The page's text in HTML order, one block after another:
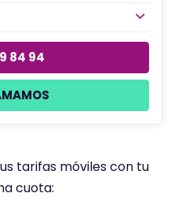
84 94
tarifas móviles con tu
cuota: